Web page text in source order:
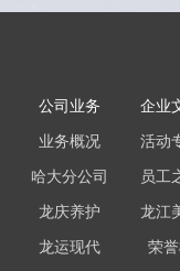
公司业务
业务概况
哈大分公司
龙庆养护
龙运现代
企业
活动
员工
龙江
荣